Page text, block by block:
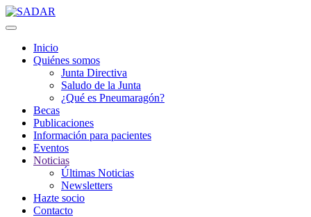
Inicio
Quiénes somos
Junta Directiva
Saludo de la Junta
¿Qué es Pneumaragón?
Becas
Publicaciones
Información para pacientes
Eventos
Noticias
Últimas Noticias
Newsletters
Hazte socio
Contacto